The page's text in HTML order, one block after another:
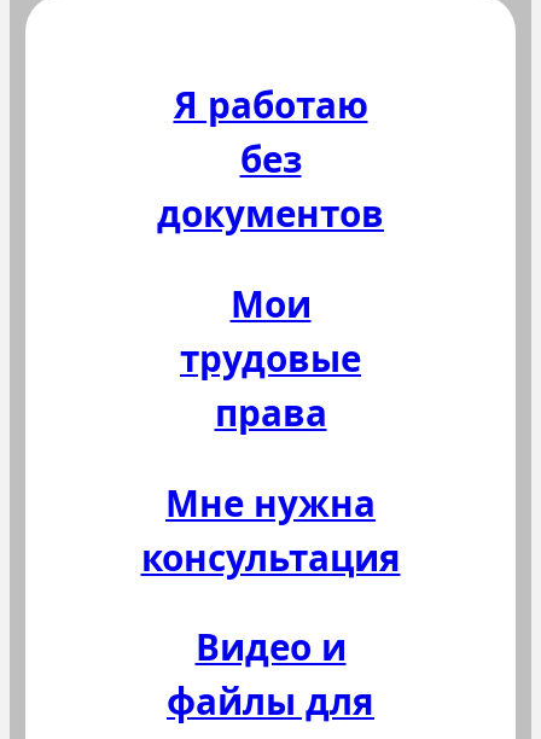
Я работаю
без
документов
Мои
трудовые
права
Мне нужна
консультация
Видео и
файлы для